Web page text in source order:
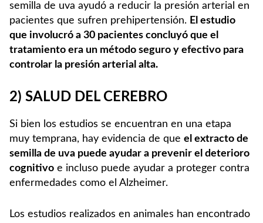
semilla de uva ayudó a reducir la presión arterial en
pacientes que sufren prehipertensión. El estudio
que involucró a 30 pacientes concluyó que el
tratamiento era un método seguro y efectivo para
controlar la presión arterial alta.
2) SALUD DEL CEREBRO
Si bien los estudios se encuentran en una etapa
muy temprana, hay evidencia de que el extracto de
semilla de uva puede ayudar a prevenir el deterioro
cognitivo e incluso puede ayudar a proteger contra
enfermedades como el Alzheimer.
Los estudios realizados en animales han encontrado